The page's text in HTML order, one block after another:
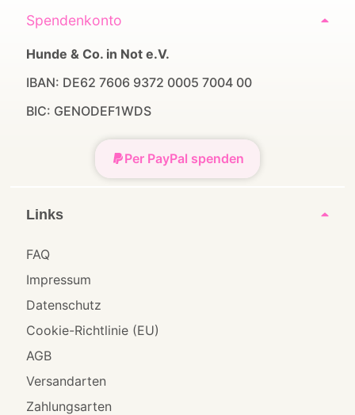
Per PayPal spenden
Spendenkonto
Hunde & Co. in Not e.V.
IBAN: DE62 7606 9372 0005 7004 00
BIC: GENODEF1WDS
Links
FAQ
Impressum
Datenschutz
Cookie-Richtlinie (EU)
AGB
Versandarten
Zahlungsarten